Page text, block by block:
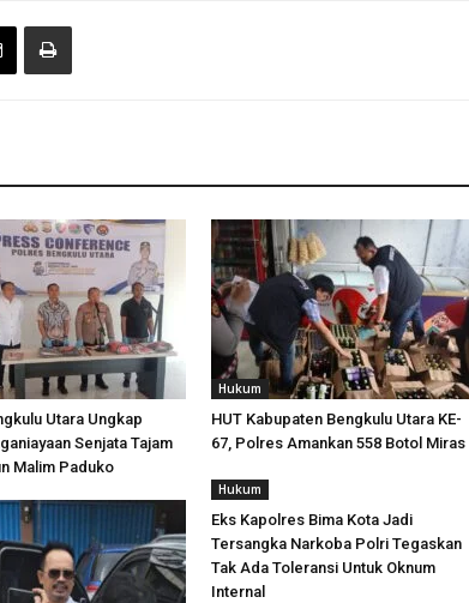
Utara Ungkap
Senjata Tajam
Malim Paduko
Hukum
HUT Kabupaten Bengkulu Utara KE-
67, Polres Amankan 558 Botol Miras
Hukum
Eks Kapolres Bima Kota Jadi
Tersangka Narkoba Polri Tegaskan
Tak Ada Toleransi Untuk Oknum
Internal